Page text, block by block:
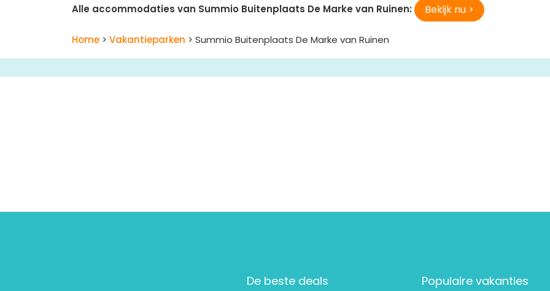
Alle accommodaties van Summio Buitenplaats De Marke van Ruinen: Bekijk nu >
Home > Vakantieparken > Summio Buitenplaats De Marke van Ruinen
De beste deals Populaire vakanties